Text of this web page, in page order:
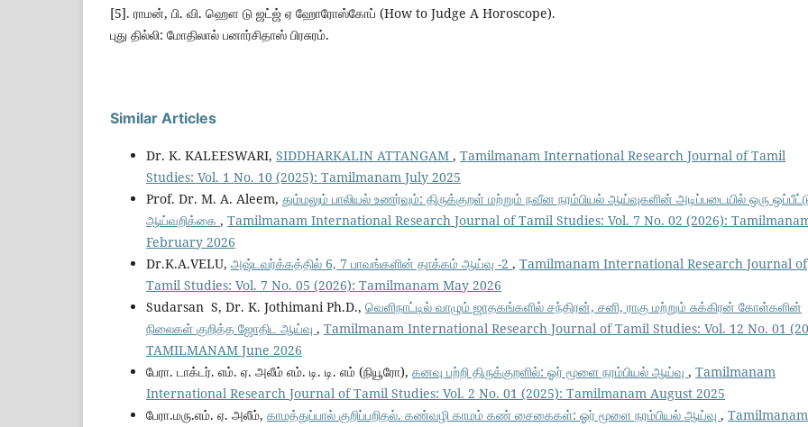
[5]. ராமன், பி. வி. ஹௌ டு ஜட்ஜ் ஏ ஹோரோஸ்கோப் (How to Judge A Horoscope).
புது தில்லி: மோதிலால் பனார்சிதாஸ் பிரசுரம்.
Similar Articles
Dr. K. KALEESWARI, SIDDHARKALIN ATTANGAM , Tamilmanam International Research Journal of Tamil
Studies: Vol. 1 No. 10 (2025): Tamilmanam July 2025
Prof. Dr. M. A. Aleem, தும்மலும் பாலியல் உணர்வும்: திருக்குறள் மற்றும் நவீன நரம்பியல் ஆய்வுகளின் அடிப்படையில் ஒரு
ஆய்வறிக்கை , Tamilmanam International Research Journal of Tamil Studies: Vol. 7 No. 02 (2026):
February 2026
Dr.K.A.VELU, அஷ்டவர்க்கத்தில் 6, 7 பாவங்களின் தாக்கம் ஆய்வு -2 , Tamilmanam International Research Journal of
Tamil Studies: Vol. 7 No. 05 (2026): Tamilmanam May 2026
Sudarsan S, Dr. K. Jothimani Ph.D., வெளிநாட்டில் வாழும் ஜாதகங்களில் சந்திரன், சனி, ராகு மற்றும் சுக்கிரன் கோள்களின்
நிலைகள் குறித்த ஜோதிட ஆய்வு , Tamilmanam International Research Journal of Tamil Studies: Vol. 12 No. 01
TAMILMANAM June 2026
பேரா. டாக்டர். எம். ஏ. அலீம் எம். டி. டி. எம் (நியூரோ), கனவு பற்றி திருக்குறளில்: ஓர் மூளை நரம்பியல் ஆய்வு , Tamilmanam
International Research Journal of Tamil Studies: Vol. 2 No. 01 (2025): Tamilmanam August 2025
பேரா.மரு.எம். ஏ. அலீம், காமத்துப்பால் குறிப்பறிதல். கண்வழி காமம் கண் சைகைகள்: ஓர் மூளை நரம்பியல் ஆய்வு , Tamilmanam